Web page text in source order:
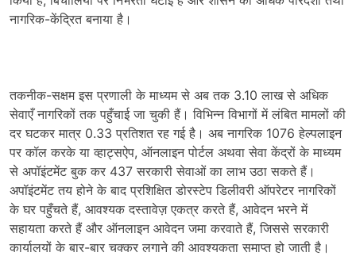
नागरिक-केंद्रित बनाया है।
तकनीक-सक्षम इस प्रणाली के माध्यम से अब तक 3.10 लाख से अधिक
सेवाएँ नागरिकों तक पहुँचाई जा चुकी हैं। विभिन्न विभागों में लंबित मामलों की
दर घटकर मात्र 0.33 प्रतिशत रह गई है। अब नागरिक 1076 हेल्पलाइन
पर कॉल करके या व्हाट्सऐप, ऑनलाइन पोर्टल अथवा सेवा केंद्रों के माध्यम
से अपॉइंटमेंट बुक कर 437 सरकारी सेवाओं का लाभ उठा सकते हैं।
अपॉइंटमेंट तय होने के बाद प्रशिक्षित डोरस्टेप डिलीवरी ऑपरेटर नागरिकों
के घर पहुँचते हैं, आवश्यक दस्तावेज़ एकत्र करते हैं, आवेदन भरने में
सहायता करते हैं और ऑनलाइन आवेदन जमा करवाते हैं, जिससे सरकारी
कार्यालयों के बार-बार चक्कर लगाने की आवश्यकता समाप्त हो जाती है।